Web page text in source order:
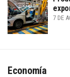
7 DE
Economía